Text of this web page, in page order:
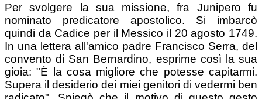
Per svolgere la sua missione, fra Junipero fu
nominato predicatore apostolico. Si imbarcò
quindi da Cadice per il Messico il 20 agosto 1749.
In una lettera all'amico padre Francisco Serra, del
convento di San Bernardino, esprime così la sua
gioia: "È la cosa migliore che potesse capitarmi.
Supera il desiderio dei miei genitori di vedermi ben